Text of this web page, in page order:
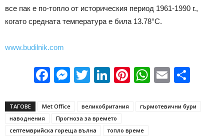
все пак е по-топло от историческия период 1961-1990 г.,
когато средната температура е била 13.78°C.
www.budilnik.com
Facebook
Messenger
Twitter
LinkedIn
Pinterest
WhatsApp
Email
ТАГОВЕ Met Office великобритания
гърмотевични бури
наводнения
Прогноза за времето
септемврийска гореща вълна
топло време